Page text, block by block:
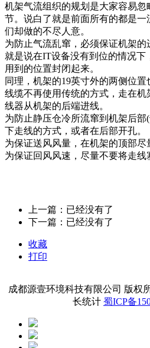
机架气流组织的规划是大家容易
节。说白了就是前面所有的都是
们却做的不尽人意。
为防止气流乱窜，必须保证机架
就是说在IT设备没有到位的情况
用到的位置封闭起来。
同理，机架的19英寸外的两侧位
线缆不再使用传统的方式，走在
线器从机架的后端进线。
为防止静压仓冷所流窜到机架后部
下走线的方式，或者在后部开孔。
为保证送风风量，在机架的顶部尽
为保证回风风速，尽量不要将走线
上一篇：已经没有了
下一篇：已经没有了
收藏
打印
成都源壹环境科技有限公司 版权
长统计 蜀ICP备